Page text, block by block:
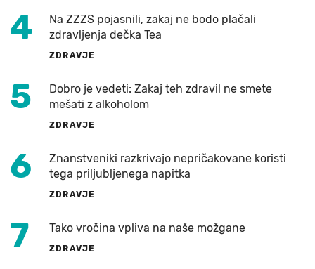
4
Na ZZZS pojasnili, zakaj ne bodo plačali
zdravljenja dečka Tea
ZDRAVJE
5
Dobro je vedeti: Zakaj teh zdravil ne smete
mešati z alkoholom
ZDRAVJE
6
Znanstveniki razkrivajo nepričakovane koristi
tega priljubljenega napitka
ZDRAVJE
7 Tako vročina vpliva na naše možgane
ZDRAVJE